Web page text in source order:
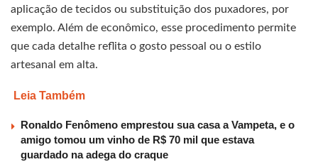
aplicação de tecidos ou substituição dos puxadores, por
exemplo. Além de econômico, esse procedimento permite
que cada detalhe reflita o gosto pessoal ou o estilo
artesanal em alta.
Leia Também
Ronaldo Fenômeno emprestou sua casa a Vampeta, e o
amigo tomou um vinho de R$ 70 mil que estava
guardado na adega do craque